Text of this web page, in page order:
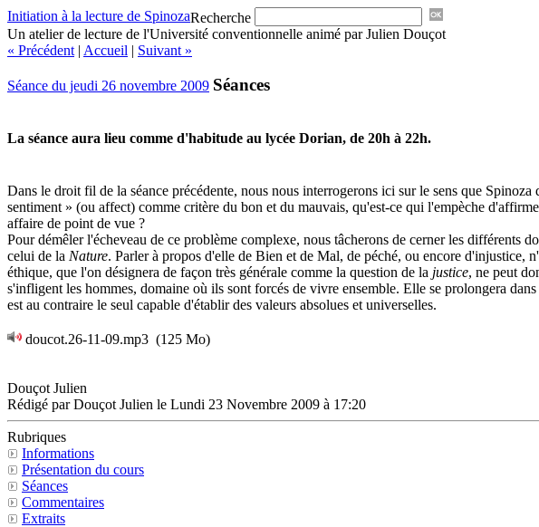
Initiation à la lecture de SpinozaRecherche
Un atelier de lecture de l'Université conventionnelle animé par Julien Douçot
« Précédent | Accueil | Suivant »
Séance du jeudi 26 novembre 2009 Séances
La séance aura lieu comme d'habitude au lycée Dorian, de 20h à 22h.
Dans le droit fil de la séance précédente, nous nous interrogerons ici sur le sens que
sentiment » (ou affect) comme critère du bon et du mauvais, qu'est-ce qui l'empèche
affaire de point de vue ?
Pour démêler l'écheveau de ce problème complexe, nous tâcherons de cerner les différents
celui de la Nature. Parler à propos d'elle de Bien et de Mal, de péché, ou encore d'injustice,
éthique, que l'on désignera de façon très générale comme la question de la justice, ne peut
s'infligent les hommes, domaine où ils sont forcés de vivre ensemble. Elle se prolongera
est au contraire le seul capable d'établir des valeurs absolues et universelles.
doucot.26-11-09.mp3 (125 Mo)
Douçot Julien
Rédigé par Douçot Julien le Lundi 23 Novembre 2009 à 17:20
Rubriques
Informations
Présentation du cours
Séances
Commentaires
Extraits